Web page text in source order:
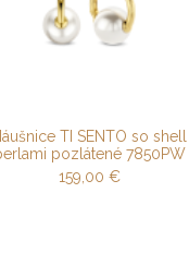
TI SENTO so shell
pozlátené 7850PW
159,00 €